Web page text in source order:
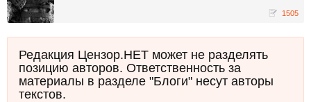
1505
Редакция Цензор.НЕТ может не разделять
позицию авторов. Ответственность за
материалы в разделе "Блоги" несут авторы
текстов.